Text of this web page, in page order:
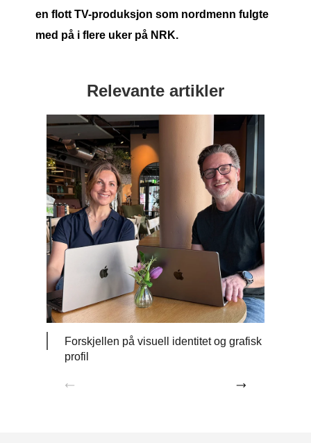
en flott TV-produksjon som nordmenn fulgte
med på i flere uker på NRK.
Relevante artikler
Forskjellen på visuell identitet og grafisk
profil